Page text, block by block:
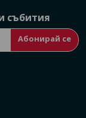
събития
Абонирай се